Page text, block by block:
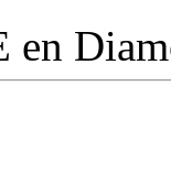
en